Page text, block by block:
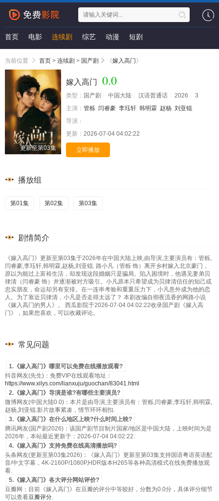
首页 电影 连续剧 综艺 动漫 短剧
当前位置 首页 > 连续剧 > 国产剧 《嫁入高门》
更新至第03集
嫁入高门 0.0
类型： 国产剧 中国大陆 汉语普通话 2026
3
主演： 管栎 闫睿豪 李珏轩 韩明霖 赵杨 刘亚锟
导演：
更新： 2026-07-04 04:02:22
立即播放
播放组
第01集 第02集 第03集
剧情简介
《嫁入高门》更新至第03集于2026年在中国大陆上映,由导演,主要演员有：管栎,
闫睿豪,李珏轩,韩明霖,赵杨,刘亚锟. 路小凡（管栎 饰）离开乡村嫁入北京豪门，
原以为能过上富裕生活，却发现这段婚姻只是骗局。陷入困境时，他遇见妻弟贝
律清（闫睿豪 饰）并逐渐被对方吸引。小凡原本只希望成为贝律清信任的知己或
忠实朋友，命运却另有安排。在一连串考验和重重压力下，小凡意外成为他的恋
人。为了靠近贝律清，小凡是否走得太远了？ 本剧改编自彻夜流香的网路小说
《嫁入高门的男人》。 西瓜影院于2026-07-04 04:02:22收录国产剧《嫁入高
门》，如果您喜欢，可以收藏评论。
常见问题
1.《嫁入高门》哪里可以免费在线播放观看?
抖音网友(先生)：免费VIP在线观看地址：
https://www.xilys.com/lianxuju/guochan/83041.html
2.《嫁入高门》导演是谁?有哪些主要演员?
微博网友(中国大陆0.0)：本片是由导演,主要演员有：管栎,闫睿豪,李珏轩,韩明霖,
赵杨,刘亚锟.影片故事紧凑，情节环环相扣.
3.《嫁入高门》在什么地区上映?什么时间上映?
腾讯网友(国产剧2026)：该国产剧节目制片国家/地区是中国大陆，上映时间为是
2026年，本站最近更新于：2026-07-04 04:02:22.
4.《嫁入高门》支持免费在线高清播放吗?
头条网友(更新至第03集2026)：《嫁入高门》更新至第03集支持国语粤语英语配
音/中文字幕，4K-2160P/1080P,HDR版本H265等各种高清模式在线免费播放观
看.
5.《嫁入高门》各大评分网站评价?
豆瓣网：目前《嫁入高门》在豆瓣的评分中等较好，分数为0.0分，具体评分细节
可以查看豆瓣评分.